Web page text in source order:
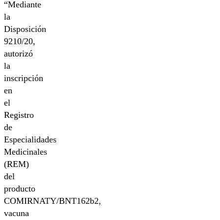
“Mediante
la
Disposición
9210/20,
autorizó
la
inscripción
en
el
Registro
de
Especialidades
Medicinales
(REM)
del
producto
COMIRNATY/BNT162b2,
vacuna